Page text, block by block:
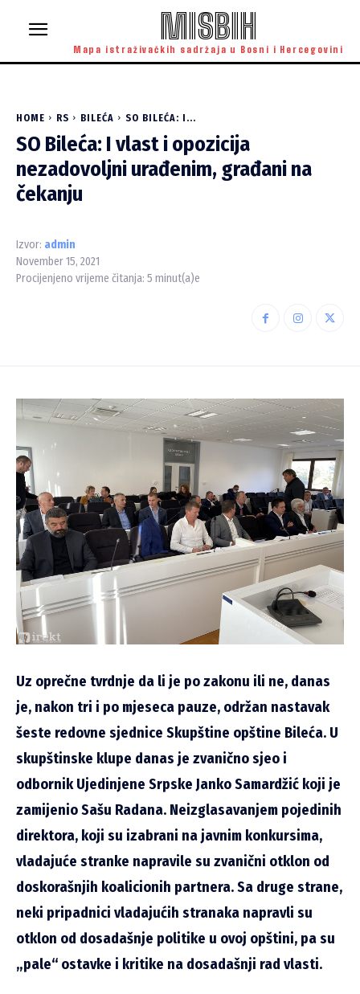
MISBIH
Mapa istraživačkih sadržaja u Bosni i Hercegovini
HOME RS BILEĆA SO BILEĆA: I...
SO Bileća: I vlast i opozicija
nezadovoljni urađenim, građani na
čekanju
Izvor: admin
November 15, 2021
Procijenjeno vrijeme čitanja: 5 minut(a)e
Uz oprečne tvrdnje da li je po zakonu ili ne, danas
je, nakon tri i po mjeseca pauze, održan nastavak
šeste redovne sjednice Skupštine opštine Bileća. U
skupštinske klupe danas je zvanično sjeo i
odbornik Ujedinjene Srpske Janko Samardžić koji je
zamijenio Sašu Radana. Neizglasavanjem pojedinih
direktora, koji su izabrani na javnim konkursima,
vladajuće stranke napravile su zvanični otklon od
doskorašnjih koalicionih partnera. Sa druge strane,
neki pripadnici vladajućih stranaka napravli su
otklon od dosadašnje politike u ovoj opštini, pa su
„pale“ ostavke i kritike na dosadašnji rad vlasti.